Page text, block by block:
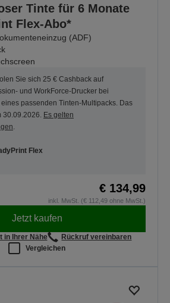
Tinte für 6 Monate
Flex-Abo*
(ADF)
Sie sich 25 € Cashback auf
und WorkForce-Drucker bei
passenden Tinten-Multipacks. Das
30.09.2026. Es gelten
.
Flex
€ 134,99
inkl. MwSt. (€ 112,49 ohne MwSt.)
Jetzt kaufen
in Ihrer Nähe
Rückruf vereinbaren
Vergleichen